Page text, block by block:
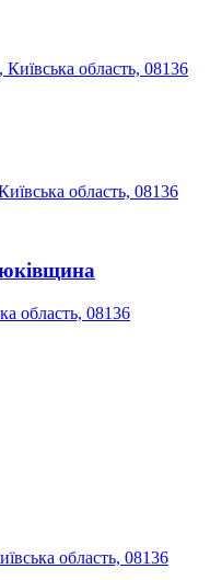
область, 08136
область, 08136
область, 08136
область, 08136